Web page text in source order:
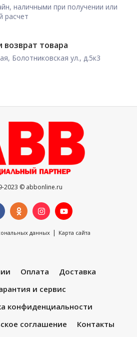
наличными при получении или
расчет
товара
Болотниковская ул., д.5к3
2023 © abbonline.ru
данных | Карта сайта
Оплата
Доставка
и сервис
конфиденциальности
соглашение
Контакты